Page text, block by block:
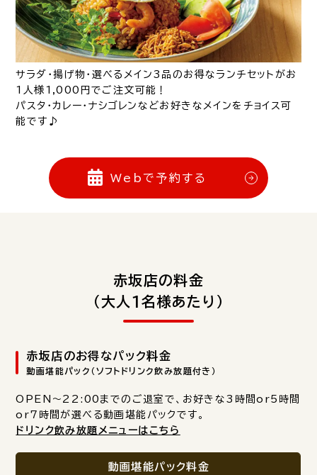
サラダ・揚げ物・選べるメイン3品のお得なランチセットがお
1人様1,000円でご注文可能！
パスタ・カレー・ナシゴレンなどお好きなメインをチョイス可
能です♪
Webで予約する
赤坂店の料金
（大人1名様あたり）
赤坂店のお得なパック料金
動画堪能パック（ソフトドリンク飲み放題付き）
OPEN～22:00までのご退室で、お好きな3時間or5時間
or7時間が選べる動画堪能パックです。
ドリンク飲み放題メニューはこちら
動画堪能パック料金